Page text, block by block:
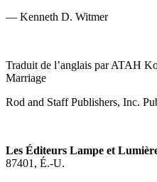
— Kenneth D. Witmer
Traduit de l’anglais par ATAH
Marriage
Rod and Staff Publishers, Inc.
Les Éditeurs Lampe et
87401, É.-U.